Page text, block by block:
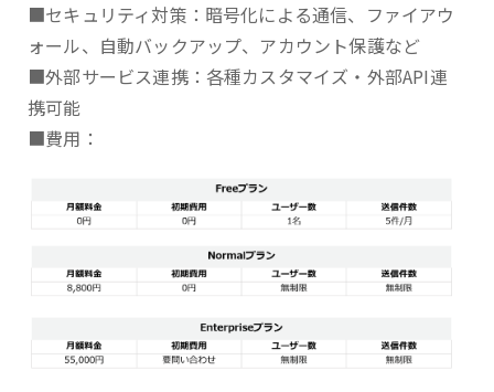
■セキュリティ対策：暗号化による通信、ファイアウ
ォール、自動バックアップ、アカウント保護など
■外部サービス連携：各種カスタマイズ・外部API連
携可能
■費用：